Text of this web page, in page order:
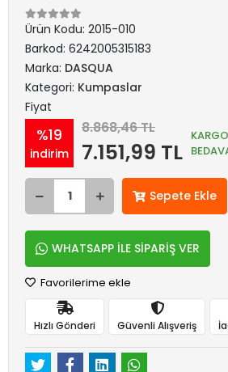
Ürün Kodu: 2015-010
Barkod: 6242005315183
Marka: DASQUA
Kategori: Kumpaslar
Fiyat
%19
indirim
8.868,46 TL
7.151,99 TL
KARGO
Sepete Ekle
WHATSAPP İLE SİPARİŞ VER
Favorilerime ekle
Hızlı Gönderi Güvenli Alışveriş